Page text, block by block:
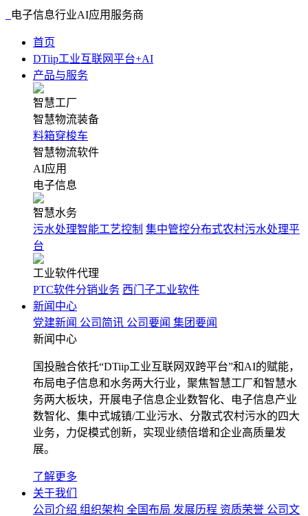
电子信息行业AI应用服务商
首页
DTiip工业互联网平台+AI
产品与服务
智慧工厂
智慧物流装备
料箱穿梭车
智慧物流软件
AI应用
电子信息
智慧水务
污水处理智能工艺控制 集中管控分布式农村污水处理平
台
工业软件代理
PTC软件分销业务 西门子工业软件
新闻中心
党建新闻 公司简讯 公司要闻 集团要闻
新闻中心
国投融合依托“DTiip工业互联网双跨平台”和AI的赋能，
布局电子信息和水务两大行业，聚焦智慧工厂和智慧水
务两大板块，开展电子信息企业数智化、电子信息产业
数智化、集中式城镇/工业污水、分散式农村污水的四大
业务，力促模式创新，实现业绩倍增和企业高质量发
展。
了解更多
关于我们
公司介绍 组织架构 全国布局 发展历程 资质荣誉 公司文